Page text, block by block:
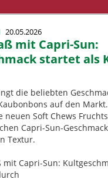
20.05.2026
mit Capri-Sun:
startet als
die beliebten
auf den
neuen Soft Chews
Capri-Sun-
Textur.